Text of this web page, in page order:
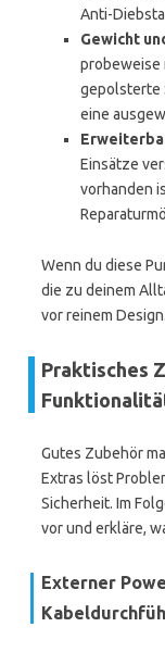
Anti-
Gewicht
probeweise
gepolsterte
eine
Einsätze
vorhanden
Wenn du diese
die zu deinem
vor reinem
Praktisches
Gutes Zubehör
Extras löst
Sicherheit. Im
vor und erkläre,
Externer